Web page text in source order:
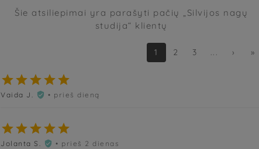
Šie atsiliepimai yra parašyti pačių „Silvijos nagų
studija“ klientų
1 2 3 ... › »

Vaida J.  • prieš dieną

Jolanta S.  • prieš 2 dienas